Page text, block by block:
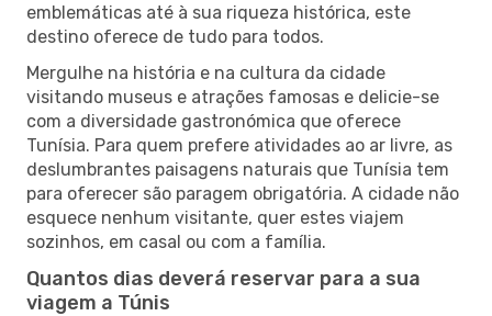
emblemáticas até à sua riqueza histórica, este
destino oferece de tudo para todos.
Mergulhe na história e na cultura da cidade
visitando museus e atrações famosas e delicie-se
com a diversidade gastronómica que oferece
Tunísia. Para quem prefere atividades ao ar livre, as
deslumbrantes paisagens naturais que Tunísia tem
para oferecer são paragem obrigatória. A cidade não
esquece nenhum visitante, quer estes viajem
sozinhos, em casal ou com a família.
Quantos dias deverá reservar para a sua
viagem a Túnis